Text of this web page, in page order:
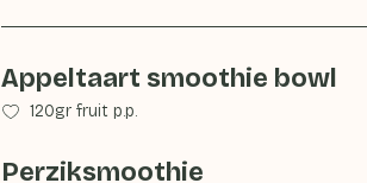
Appeltaart smoothie bowl
120gr fruit p.p.
Perziksmoothie